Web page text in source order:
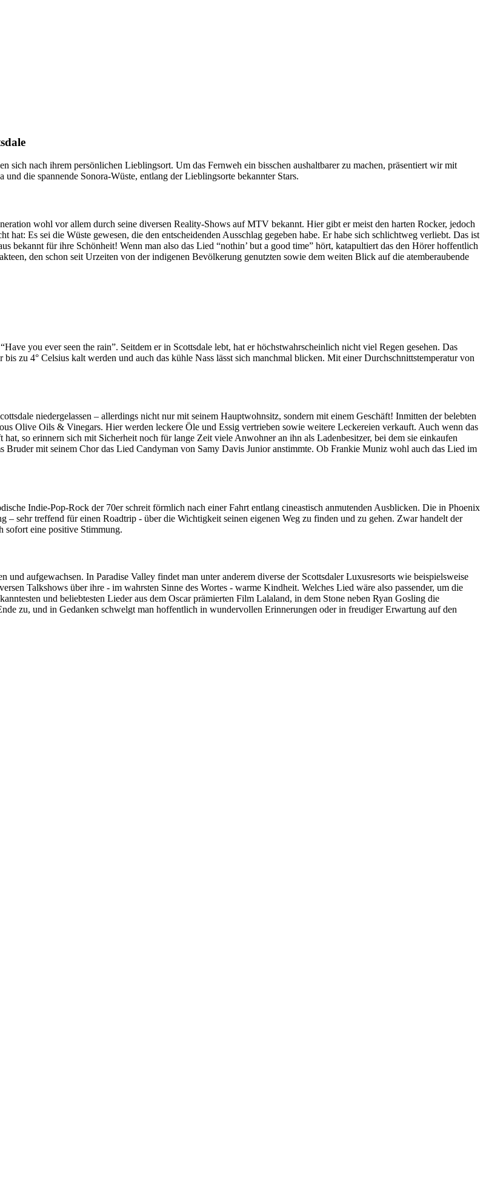
sich nach ihrem persönlichen Lieblingsort. Um das Fernweh ein bisschen aushaltbarer zu machen, präsentiert wir mit
die spannende Sonora-Wüste, entlang der Lieblingsorte bekannter Stars.
wohl vor allem durch seine diversen Reality-Shows auf MTV bekannt. Hier gibt er meist den harten Rocker, jedoch
hat: Es sei die Wüste gewesen, die den entscheidenden Ausschlag gegeben habe. Er habe sich schlichtweg verliebt. Das ist
bekannt für ihre Schönheit! Wenn man also das Lied “nothin’ but a good time” hört, katapultiert das den Hörer hoffentlich
den schon seit Urzeiten von der indigenen Bevölkerung genutzten sowie dem weiten Blick auf die atemberaubende
you ever seen the rain”. Seitdem er in Scottsdale lebt, hat er höchstwahrscheinlich nicht viel Regen gesehen. Das
zu 4° Celsius kalt werden und auch das kühle Nass lässt sich manchmal blicken. Mit einer Durchschnittstemperatur von
niedergelassen – allerdings nicht nur mit seinem Hauptwohnsitz, sondern mit einem Geschäft! Inmitten der belebten
Olive Oils & Vinegars. Hier werden leckere Öle und Essig vertrieben sowie weitere Leckereien verkauft. Auch wenn das
so erinnern sich mit Sicherheit noch für lange Zeit viele Anwohner an ihn als Ladenbesitzer, bei dem sie einkaufen
Bruder mit seinem Chor das Lied Candyman von Samy Davis Junior anstimmte. Ob Frankie Muniz wohl auch das Lied im
Indie-Pop-Rock der 70er schreit förmlich nach einer Fahrt entlang cineastisch anmutenden Ausblicken. Die in Phoenix
– sehr treffend für einen Roadtrip - über die Wichtigkeit seinen eigenen Weg zu finden und zu gehen. Zwar handelt der
sofort eine positive Stimmung.
und aufgewachsen. In Paradise Valley findet man unter anderem diverse der Scottsdaler Luxusresorts wie beispielsweise
Talkshows über ihre - im wahrsten Sinne des Wortes - warme Kindheit. Welches Lied wäre also passender, um die
und beliebtesten Lieder aus dem Oscar prämierten Film Lalaland, in dem Stone neben Ryan Gosling die
zu, und in Gedanken schwelgt man hoffentlich in wundervollen Erinnerungen oder in freudiger Erwartung auf den